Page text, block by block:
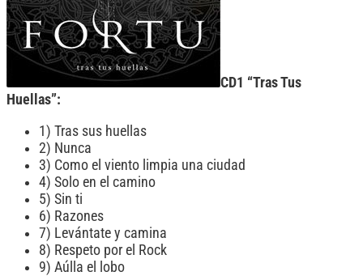
CD1 “Tras Tus
Huellas”:
1) Tras sus huellas
2) Nunca
3) Como el viento limpia una ciudad
4) Solo en el camino
5) Sin ti
6) Razones
7) Levántate y camina
8) Respeto por el Rock
9) Aúlla el lobo